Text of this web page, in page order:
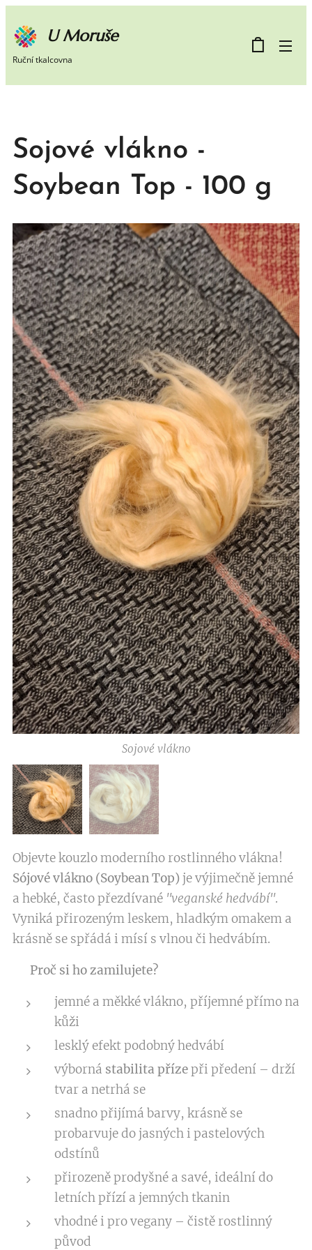
U Moruše
Ruční tkalcovna
Sojové vlákno -
Soybean Top - 100 g
Sojové vlákno
Objevte kouzlo moderního rostlinného vlákna!
Sójové vlákno (Soybean Top)je výjimečně jemné
a hebké, často přezdívané "veganské hedvábí".
Vyniká přirozeným leskem, hladkým omakem a
krásně se spřádá i mísí s vlnou či hedvábím.
Proč si ho zamilujete?
jemné a měkké vlákno, příjemné přímo na
kůži
lesklý efekt podobný hedvábí
výborná stabilita přízepři předení – drží
tvar a netrhá se
snadno přijímá barvy, krásně se
probarvuje do jasných i pastelových
odstínů
přirozeně prodyšné a savé, ideální do
letních přízí a jemných tkanin
vhodné i pro vegany – čistě rostlinný
původ